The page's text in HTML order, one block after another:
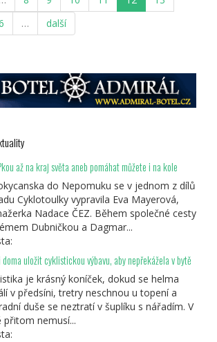
… další
až na kraj světa aneb pomáhat můžete i na kole
do Nepomuku se v jednom z dílů
Cyklotoulky vypravila Eva Mayerová,
Nadace ČEZ. Během společné cesty
Dubničkou a Dagmar...
doma uložit cyklistickou výbavu, aby nepřekážela v bytě
je krásný koníček, dokud se helma
v předsíni, tretry neschnou u topení a
duše se neztratí v šuplíku s nářadím. V
přitom nemusí...